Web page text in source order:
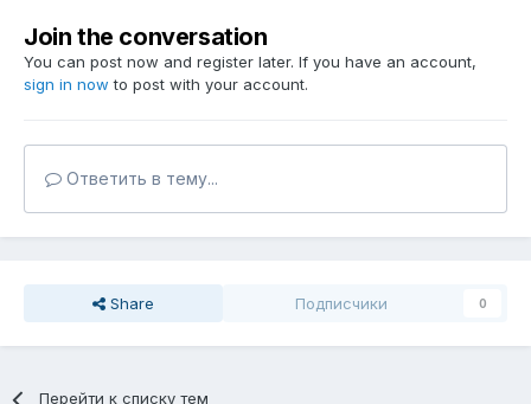
Join the conversation
You can post now and register later. If you have an account,
sign in now to post with your account.
Ответить в тему...
Share Подписчики 0
Перейти к списку тем